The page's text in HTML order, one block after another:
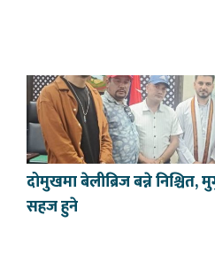
दोमुखमा बेलीब्रिज बन्ने
सहज हुने